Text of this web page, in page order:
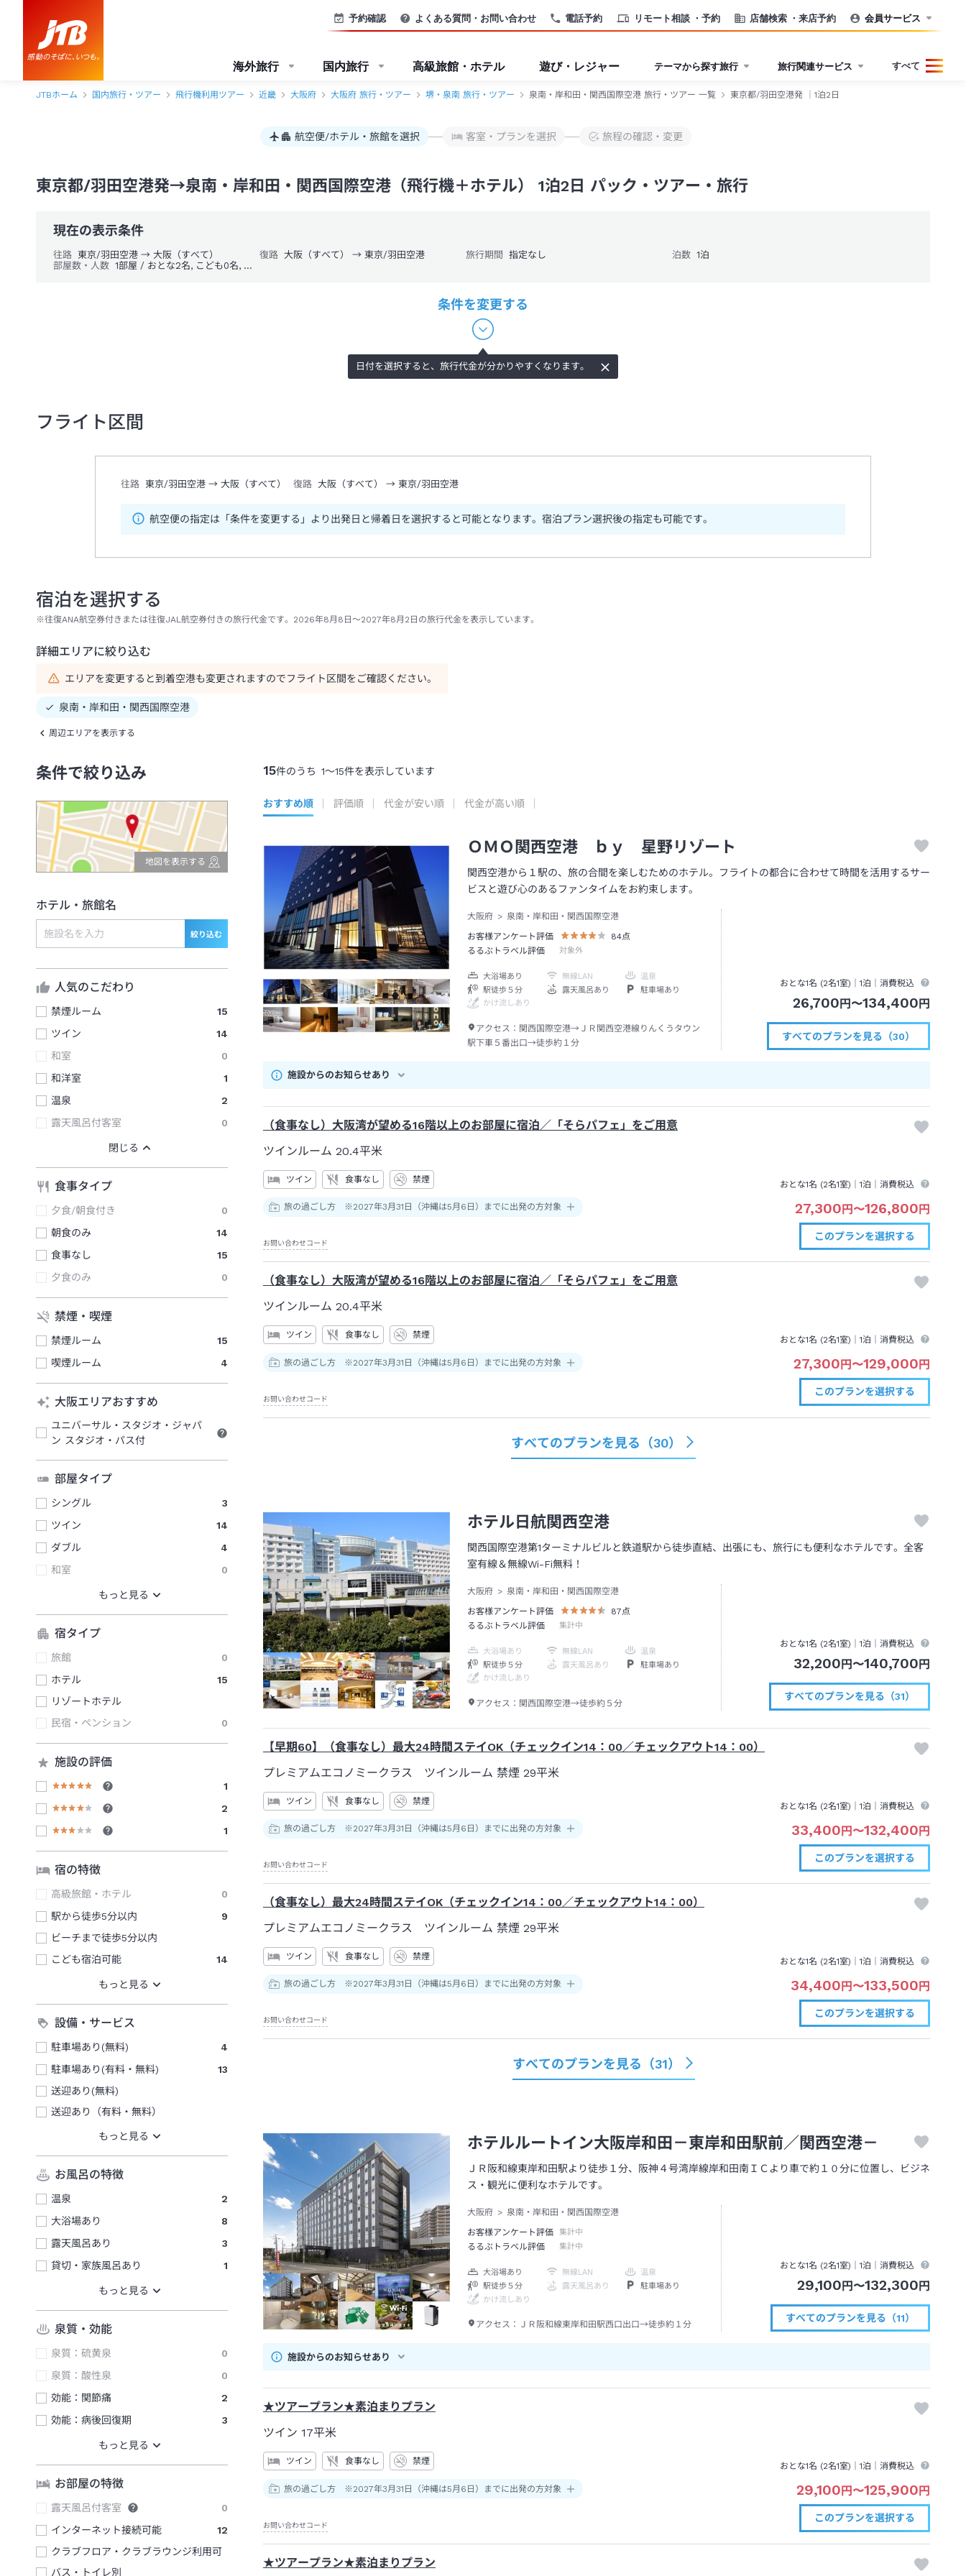
電話予約 リモート相談 ・予約 店舗検索 ・来店予約
予約確認 よくある質問・お問い合わせ 会員サービス
海外旅行 国内旅行 高級旅館・ホテル 遊び・レジャー テーマから探す旅行 旅行関連サービス すべて
JTBホーム 国内旅行・ツアー 飛行機利用ツアー 近畿 大阪府 大阪府 旅行・ツアー 堺・泉南 旅行・ツアー 泉南・岸和田・関西国際空港 旅行・ツアー 一覧 東京都/羽田空港発 ｜1泊2日
航空便/ホテル・旅館を選択 客室・プランを選択 旅程の確認・変更
東京都/羽田空港発→泉南・岸和田・関西国際空港（飛行機＋ホテル） 1泊2日 パック・ツアー・旅行
現在の表示条件
往路 東京/羽田空港 → 大阪（すべて） 復路 大阪（すべて） → 東京/羽田空港 旅行期間 指定なし 泊数 1泊
部屋数・人数
1部屋 / おとな2名, こども0名, 幼児0名
日付を選択すると、旅行代金が分かりやすくなります。
フライト区間
往路 東京/羽田空港→ 大阪（すべて） 復路 大阪（すべて） → 東京/羽田空港
航空便の指定は「条件を変更する」より出発日と帰着日を選択すると可能となります。宿泊プラン選択後の指定も可能です。
宿泊を選択する
※往復ANA航空券付きまたは往復JAL航空券付きの旅行代金です。2026年8月8日～2027年8月2日の旅行代金を表示しています。
詳細エリアに絞り込む
エリアを変更すると到着空港も変更されますのでフライト区間をご確認ください。
泉南・岸和田・関西国際空港
周辺エリアを表示する
条件で絞り込み
地図を表示する
ホテル・旅館名
絞り込む
人気のこだわり
禁煙ルーム
15
ツイン
14
和室
0
和洋室
1
温泉
2
露天風呂付客室
0
食事タイプ
夕食/朝食付き
0
朝食のみ
14
食事なし
15
夕食のみ
0
禁煙・喫煙
禁煙ルーム
15
喫煙ルーム
4
大阪エリアおすすめ
ユニバーサル・スタジオ・ジャパ
ン スタジオ・パス付
部屋タイプ
シングル
3
ツイン
14
ダブル
4
和室
0
宿タイプ
旅館
0
ホテル
15
リゾートホテル
民宿・ペンション
0
施設の評価
1
2
1
宿の特徴
高級旅館・ホテル
0
駅から徒歩5分以内
9
ビーチまで徒歩5分以内
こども宿泊可能
14
設備・サービス
駐車場あり(無料)
4
駐車場あり(有料・無料)
13
送迎あり(無料)
送迎あり（有料・無料）
お風呂の特徴
温泉
2
大浴場あり
8
露天風呂あり
3
貸切・家族風呂あり
1
泉質・効能
泉質：硫黄泉
0
泉質：酸性泉
0
効能：関節痛
2
効能：病後回復期
3
お部屋の特徴
露天風呂付客室
0
インターネット接続可能
12
クラブフロア・クラブラウンジ利用可
バス・トイレ別
15件のうち 1～15件を表示しています
おすすめ順 評価順 代金が安い順 代金が高い順
ＯＭＯ関西空港 ｂｙ 星野リゾート
関西空港から１駅の、旅の合間を楽しむためのホテル。フライトの都合に合わせて時間を活用するサー
ビスと遊び心のあるファンタイムをお約束します。
大阪府
泉南・岸和田・関西国際空港
お客様アンケート評価
84点
るるぶトラベル評価
対象外
大浴場あり 無線LAN
温泉
駅徒歩５分
露天風呂あり
駐車場あり
かけ流しあり
アクセス： 関西国際空港→ＪＲ関西空港線りんくうタウン
駅下車５番出口→徒歩約１分
おとな1名 (2名1室)｜1泊 ｜消費税込
26,700 円 〜134,400 円
すべてのプランを見る（30）
施設からのお知らせあり
（食事なし）大阪湾が望める16階以上のお部屋に宿泊／「そらパフェ」をご用意
ツインルーム 20.4平米
ツイン 食事なし 禁煙
旅の過ごし方 ※2027年3月31日（沖縄は5月6日）までに出発の方対象
おとな1名 (2名1室)｜1泊 ｜消費税込
27,300円〜126,800円
お問い合わせコード
このプランを選択する
（食事なし）大阪湾が望める16階以上のお部屋に宿泊／「そらパフェ」をご用意
ツインルーム 20.4平米
ツイン 食事なし 禁煙
旅の過ごし方 ※2027年3月31日（沖縄は5月6日）までに出発の方対象
おとな1名 (2名1室)｜1泊 ｜消費税込
27,300 円 〜129,000 円
お問い合わせコード
このプランを選択する
すべてのプランを見る（30）
ホテル日航関西空港
関西国際空港第1ターミナルビルと鉄道駅から徒歩直結、出張にも、旅行にも便利なホテルです。全客
室有線＆無線Wi-Fi無料！
大阪府
泉南・岸和田・関西国際空港
お客様アンケート評価
87 点
るるぶトラベル評価
集計中
大浴場あり 無線LAN
温泉
駅徒歩５分
露天風呂あり
駐車場あり
かけ流しあり
アクセス： 関西国際空港→徒歩約５分
おとな1名 (2名1室)｜1泊 ｜消費税込
32,200 円 〜140,700 円
すべてのプランを見る（31）
【早期60】（食事なし）最大24時間ステイOK（チェックイン14：00／チェックアウト14：00）
プレミアムエコノミークラス ツインルーム 禁煙 29平米
ツイン 食事なし 禁煙
旅の過ごし方 ※2027年3月31日（沖縄は5月6日）までに出発の方対象
おとな1名 (2名1室)｜1泊 ｜消費税込
33,400円〜132,400円
お問い合わせコード
このプランを選択する
（食事なし）最大24時間ステイOK（チェックイン14：00／チェックアウト14：00）
プレミアムエコノミークラス ツインルーム 禁煙 29平米
ツイン 食事なし 禁煙
旅の過ごし方 ※2027年3月31日（沖縄は5月6日）までに出発の方対象
おとな1名 (2名1室)｜1泊 ｜消費税込
34,400円〜133,500円
お問い合わせコード
このプランを選択する
すべてのプランを見る（31）
ホテルルートイン大阪岸和田－東岸和田駅前／関西空港－
ＪＲ阪和線東岸和田駅より徒歩１分、阪神４号湾岸線岸和田南ＩＣより車で約１０分に位置し、ビジネ
ス・観光に便利なホテルです。
大阪府
泉南・岸和田・関西国際空港
お客様アンケート評価
集計中
るるぶトラベル評価 集計中
大浴場あり 無線LAN
温泉
駅徒歩５分
露天風呂あり
駐車場あり
かけ流しあり
アクセス： ＪＲ阪和線東岸和田駅西口出口→徒歩約１分
おとな1名 (2名1室)｜1泊 ｜消費税込
29,100円〜132,300円
すべてのプランを見る（11）
施設からのお知らせあり
★ツアープラン★素泊まりプラン
ツイン 17平米
ツイン 食事なし 禁煙
旅の過ごし方 ※2027年3月31日（沖縄は5月6日）までに出発の方対象
おとな1名 (2名1室)｜1泊 ｜消費税込
29,100 円 〜125,900 円
お問い合わせコード
このプランを選択する
★ツアープラン★素泊まりプラン